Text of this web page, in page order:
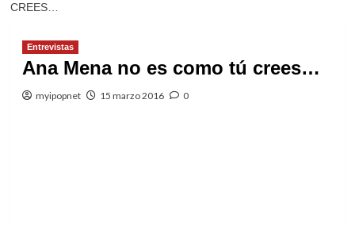
CREES…
Entrevistas
Ana Mena no es como tú crees…
myipopnet 15 marzo 2016 0